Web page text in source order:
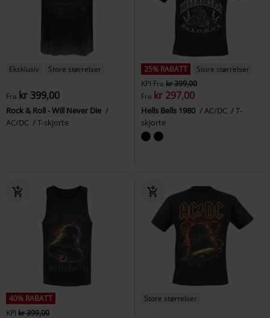
Eksklusiv Store størrelser
Fra kr 399,00
Rock & Roll - Will Never Die
AC/DC
T-skjorte
25% RABATT
Store størrelser
KPI Fra kr 399,00
Fra kr 297,00
Hells Bells 1980 AC/DC
T-
skjorte
40% RABATT
KPI kr 399,00
Store størrelser